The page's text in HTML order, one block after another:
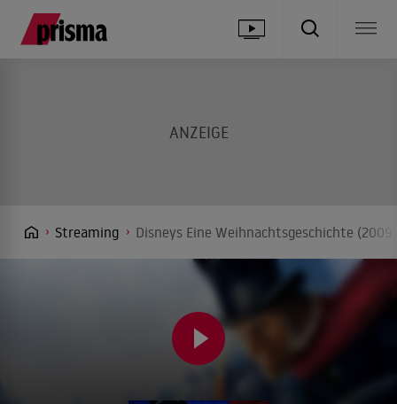
Streaming Disneys Eine Weihnachtsgeschichte